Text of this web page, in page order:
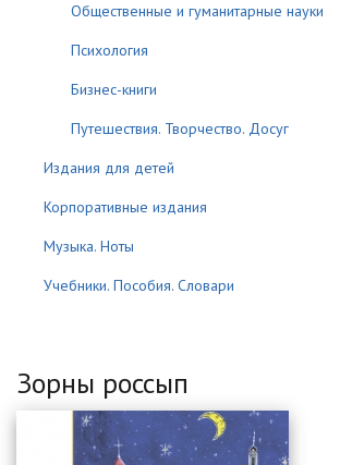
Общественные и гуманитарные науки
Психология
Бизнес-книги
Путешествия. Творчество. Досуг
Издания для детей
Корпоративные издания
Музыка. Ноты
Учебники. Пособия. Словари
Зорны россып